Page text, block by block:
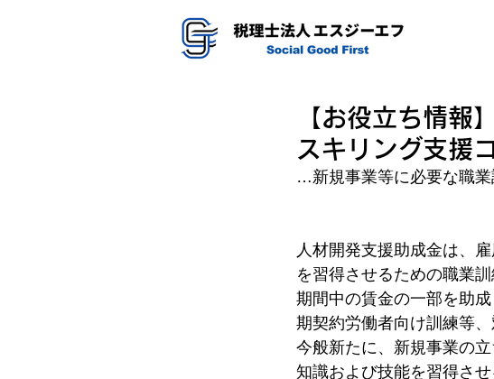
【お役立ち情報
スキリング支援
…新規事業等に必要な職業
人材開発支援助成金は、
を習得させるための職業
期間中の賃金の一部を助
期契約労働者向け訓練等
今般新たに、新規事業の
知識および技能を習得さ